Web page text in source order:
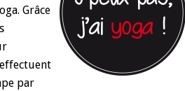
Grâce
par